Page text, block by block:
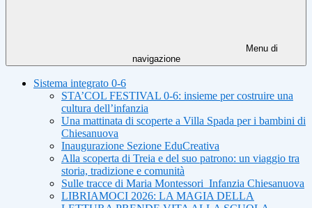
Menu di
navigazione
Sistema integrato 0-6
STA’COL FESTIVAL 0-6: insieme per costruire una
cultura dell’infanzia
Una mattinata di scoperte a Villa Spada per i bambini di
Chiesanuova
Inaugurazione Sezione EduCreativa
Alla scoperta di Treia e del suo patrono: un viaggio tra
storia, tradizione e comunità
Sulle tracce di Maria Montessori_Infanzia Chiesanuova
LIBRIAMOCI 2026: LA MAGIA DELLA